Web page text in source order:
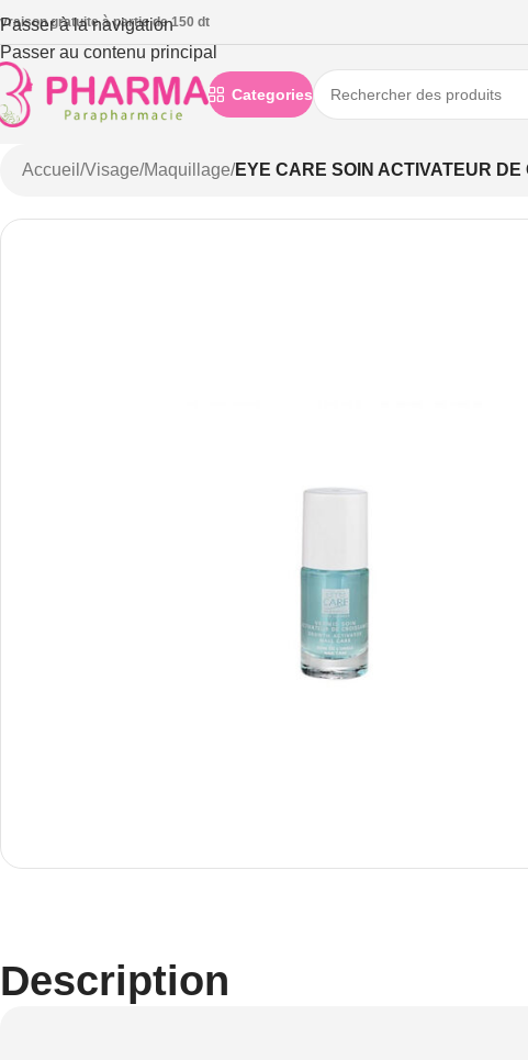
Passer à la navigation
Passer au contenu principal
gratuite à partie de 150 dt
Categories
Accueil /Visage/Maquillage/EYE CARE SOIN ACTIVATEUR
Description